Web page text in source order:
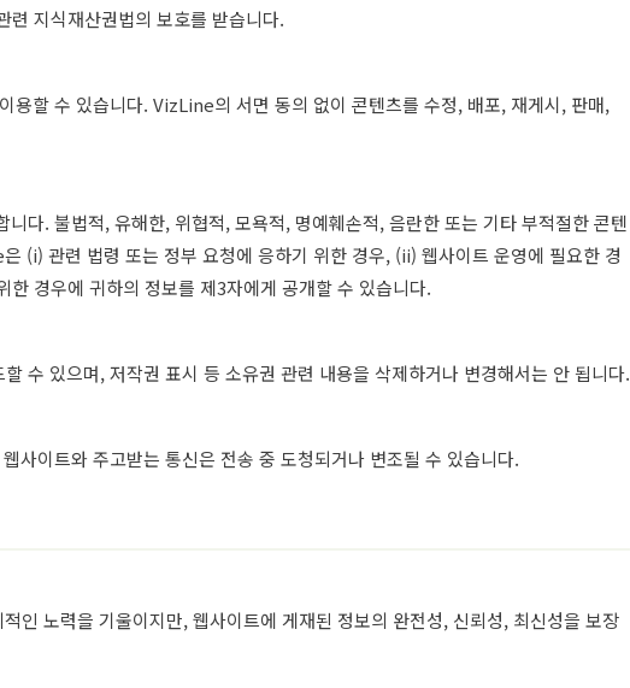
지식재산권법의 보호를 받습니다.
용할 수 있습니다. VizLine의 서면 동의 없이 콘텐츠를 수정, 배포, 재게시, 판매,
다. 불법적, 유해한, 위협적, 모욕적, 명예훼손적, 음란한 또는 기타 부적절한 콘텐
(i) 관련 법령 또는 정부 요청에 응하기 위한 경우, (ii) 웹사이트 운영에 필요한 경
경우에 귀하의 정보를 제3자에게 공개할 수 있습니다.
수 있으며, 저작권 표시 등 소유권 관련 내용을 삭제하거나 변경해서는 안 됩니다.
사이트와 주고받는 통신은 전송 중 도청되거나 변조될 수 있습니다.
인 노력을 기울이지만, 웹사이트에 게재된 정보의 완전성, 신뢰성, 최신성을 보장